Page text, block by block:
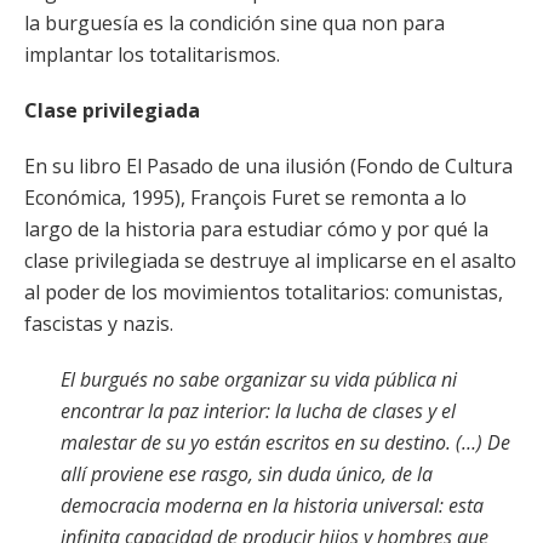
la burguesía es la condición sine qua non para
implantar los totalitarismos.
Clase privilegiada
En su libro El Pasado de una ilusión (Fondo de Cultura
Económica, 1995), François Furet se remonta a lo
largo de la historia para estudiar cómo y por qué la
clase privilegiada se destruye al implicarse en el asalto
al poder de los movimientos totalitarios: comunistas,
fascistas y nazis.
El burgués no sabe organizar su vida pública ni
encontrar la paz interior: la lucha de clases y el
malestar de su yo están escritos en su destino. (…) De
allí proviene ese rasgo, sin duda único, de la
democracia moderna en la historia universal: esta
infinita capacidad de producir hijos y hombres que